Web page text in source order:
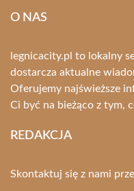
O NAS
legnicacity.pl to lokalny
dostarcza aktualne
Oferujemy najświeższe
Ci być na bieżąco z tym,
REDAKCJA
Skontaktuj się z nami